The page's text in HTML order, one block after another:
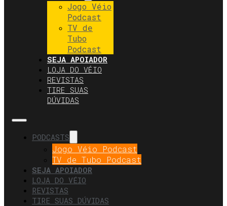
Jogo Véio
Podcast
TV de
Tubo
Podcast
SEJA APOIADOR
LOJA DO VÉIO
REVISTAS
TIRE SUAS
DÚVIDAS
PODCASTS
Jogo Véio Podcast
TV de Tubo Podcast
SEJA APOIADOR
LOJA DO VÉIO
REVISTAS
TIRE SUAS DÚVIDAS